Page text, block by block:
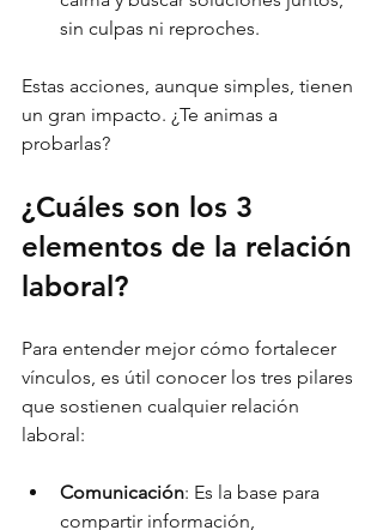
sin culpas ni reproches.
Estas acciones, aunque simples, tienen
un gran impacto. ¿Te animas a
probarlas?
¿Cuáles son los 3
elementos de la relación
laboral?
Para entender mejor cómo fortalecer
vínculos, es útil conocer los tres pilares
que sostienen cualquier relación
laboral:
Comunicación: Es la base para
compartir información,